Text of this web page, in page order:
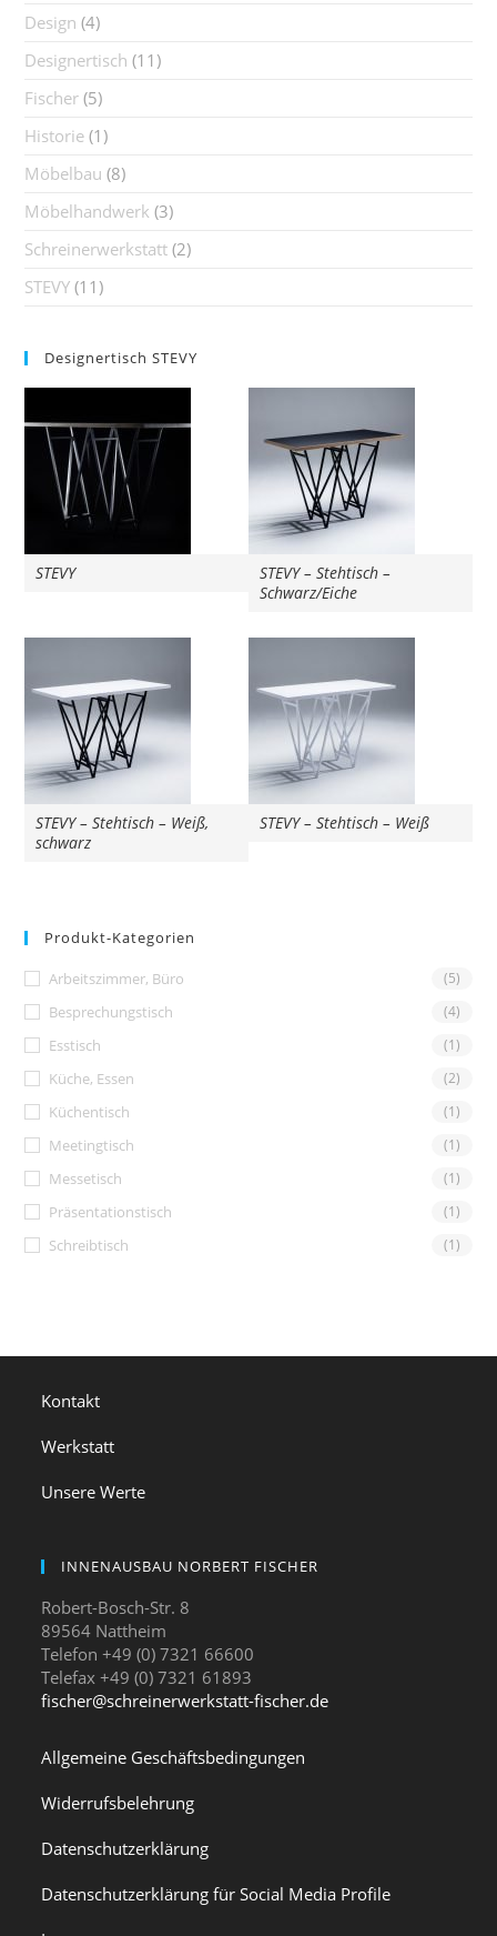
Design (4)
Designertisch (11)
Fischer (5)
Historie (1)
Möbelbau (8)
Möbelhandwerk (3)
Schreinerwerkstatt (2)
STEVY (11)
Designertisch STEVY
STEVY
STEVY – Stehtisch –
Schwarz/Eiche
STEVY – Stehtisch – Weiß,
schwarz
STEVY – Stehtisch – Weiß
Produkt-Kategorien
Arbeitszimmer, Büro (5)
Besprechungstisch (4)
Esstisch (1)
Küche, Essen (2)
Küchentisch (1)
Meetingtisch (1)
Messetisch (1)
Präsentationstisch (1)
Schreibtisch (1)
Kontakt
Werkstatt
Unsere Werte
INNENAUSBAU NORBERT FISCHER
Robert-Bosch-Str. 8
89564 Nattheim
Telefon +49 (0) 7321 66600
Telefax +49 (0) 7321 61893
fischer@schreinerwerkstatt-fischer.de
Allgemeine Geschäftsbedingungen
Widerrufsbelehrung
Datenschutzerklärung
Datenschutzerklärung für Social Media Profile